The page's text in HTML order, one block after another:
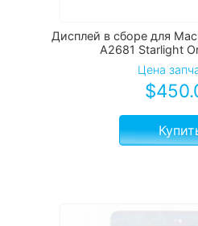
Дисплей в сборе для
A2681 Starlight
Цена
$